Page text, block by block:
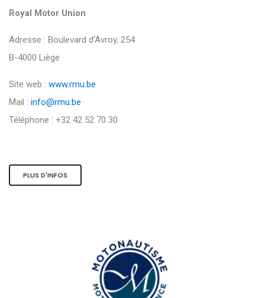
Royal Motor Union
Adresse : Boulevard d'Avroy, 254
B-4000 Liège
Site web : www.rmu.be
Mail : info@rmu.be
Téléphone : +32 42 52 70 30
PLUS D'INFOS